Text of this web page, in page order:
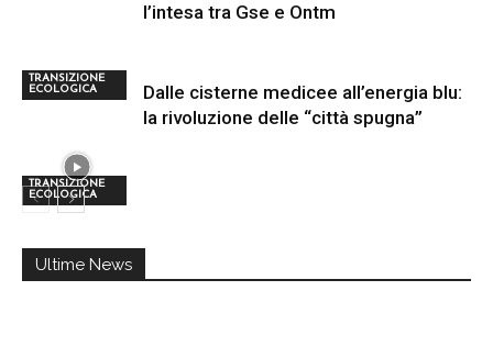
TRANSIZIONE
ECOLOGICA
l’intesa tra Gse e Ontm
TRANSIZIONE
ECOLOGICA
Dalle cisterne medicee all’energia blu:
la rivoluzione delle “città spugna”
Ultime News